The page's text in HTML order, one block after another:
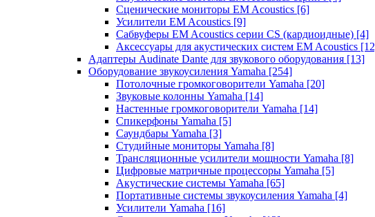
Сценические мониторы EM Acoustics [6]
Усилители EM Acoustics [9]
Сабвуферы EM Acoustics серии CS (кардиоидные) [4]
Аксессуары для акустических систем EM Acoustics
Адаптеры Audinate Dante для звукового оборудования [13]
Оборудование звукоусиления Yamaha [254]
Потолочные громкоговорители Yamaha [20]
Звуковые колонны Yamaha [14]
Настенные громкоговорители Yamaha [14]
Спикерфоны Yamaha [5]
Саундбары Yamaha [3]
Студийные мониторы Yamaha [8]
Трансляционные усилители мощности Yamaha [8]
Цифровые матричные процессоры Yamaha [5]
Акустические системы Yamaha [65]
Портативные системы звукоусиления Yamaha [4]
Усилители Yamaha [16]